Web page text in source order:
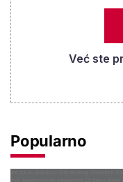
Već ste
Popularno